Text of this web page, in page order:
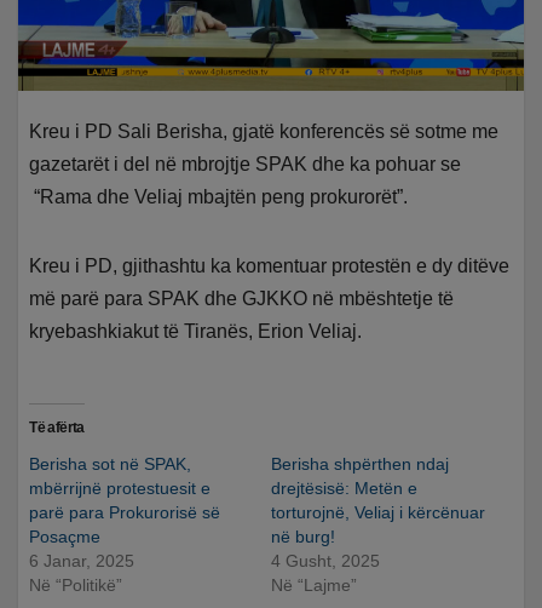
Kreu i PD Sali Berisha, gjatë konferencës së sotme me
gazetarët i del në mbrojtje SPAK dhe ka pohuar se
“Rama dhe Veliaj mbajtën peng prokurorët”.
Kreu i PD, gjithashtu ka komentuar protestën e dy ditëve
më parë para SPAK dhe GJKKO në mbështetje të
kryebashkiakut të Tiranës, Erion Veliaj.
Të afërta
Berisha sot në SPAK,
mbërrijnë protestuesit e
parë para Prokurorisë së
Posaçme
6 Janar, 2025
Në “Politikë”
Berisha shpërthen ndaj
drejtësisë: Metën e
torturojnë, Veliaj i kërcënuar
në burg!
4 Gusht, 2025
Në “Lajme”